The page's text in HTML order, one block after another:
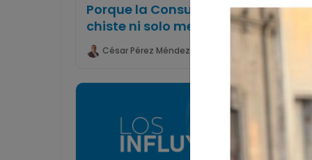
Porque la Consulta Popular no es
chiste ni solo memes
César Pérez Méndez